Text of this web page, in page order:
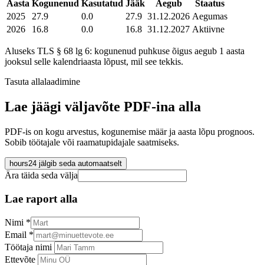
Aasta Kogunenud Kasutatud Jääk Aegub
Staatus
2025
27.9 0.0 27.9 31.12.2026 Aegumas
2026
16.8 0.0 16.8 31.12.2027 Aktiivne
Aluseks TLS § 68 lg 6: kogunenud puhkuse õigus aegub 1 aasta
jooksul selle kalendriaasta lõpust, mil see tekkis.
Tasuta allalaadimine
Lae jäägi väljavõte PDF-ina alla
PDF-is on kogu arvestus, kogunemise määr ja aasta lõpu prognoos.
Sobib töötajale või raamatupidajale saatmiseks.
hours24 jälgib seda automaatselt
Ära täida seda välja
Lae raport alla
Nimi *
Email *
Töötaja nimi
Ettevõte